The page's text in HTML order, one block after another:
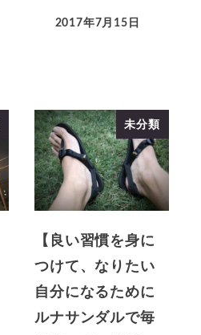
2017年7月15日
未分類
【良い習慣を身に
つけて、なりたい
自分になるために
ルナサンダルで毎